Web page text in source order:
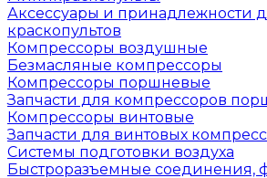
Аксессуары и принадлежности
краскопультов
Компрессоры воздушные
Безмасляные компрессоры
Компрессоры поршневые
Запчасти для компрессоров
Компрессоры винтовые
Запчасти для винтовых
Системы подготовки воздуха
Быстроразъемные соединения,